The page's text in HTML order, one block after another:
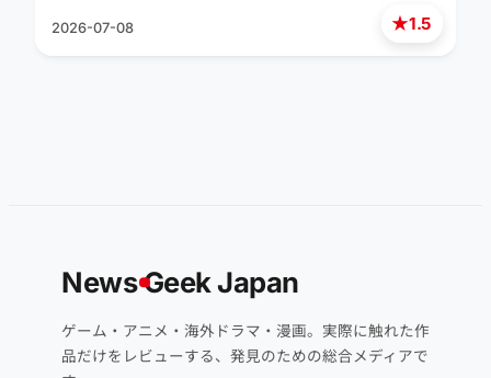
★1.5
2026-07-08
NewsGeek Japan
ゲーム・アニメ・海外ドラマ・漫画。実際に触れた作
品だけをレビューする、発見のための総合メディアで